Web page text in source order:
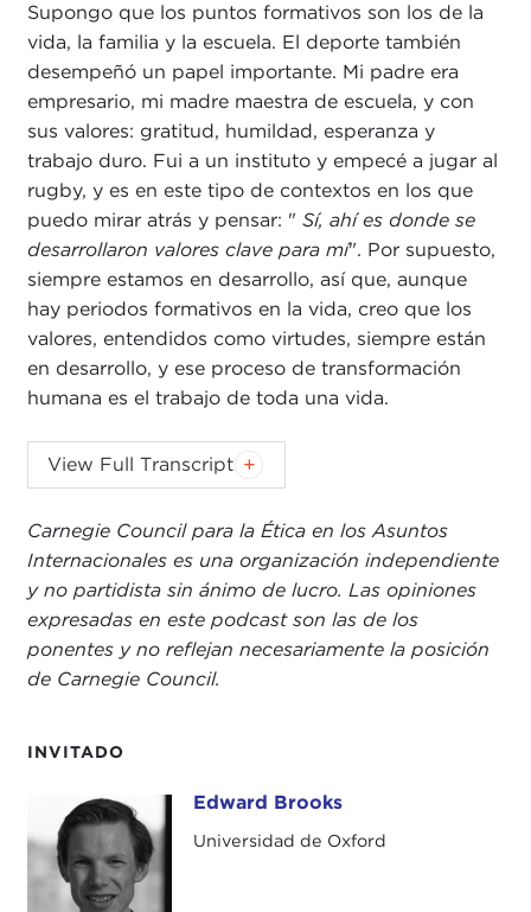
INVITADO
Edward Brooks Edward Brooks
Universidad de Oxford
Supongo que los puntos formativos son los de la
vida, la familia y la escuela. El deporte también
desempeñó un papel importante. Mi padre era
empresario, mi madre maestra de escuela, y con
sus valores: gratitud, humildad, esperanza y
trabajo duro. Fui a un instituto y empecé a jugar al
rugby, y es en este tipo de contextos en los que
puedo mirar atrás y pensar: " Sí, ahí es donde se
desarrollaron valores clave para mí". Por supuesto,
siempre estamos en desarrollo, así que, aunque
hay periodos formativos en la vida, creo que los
valores, entendidos como virtudes, siempre están
en desarrollo, y ese proceso de transformación
humana es el trabajo de toda una vida.
KEVIN MALONEY:I want to point out this area of
connection in terms of having a parent as a
public school teacher for 30-plus years and a
special education teacher, and I always find when
engaging with people who had parents who were
themselves public school teachers or they were
close to school teachers growing it is always
something that gets raised. I have always found
It is such an important role in society.
KEVIN MALONEY:Building on your value system
and pivoting to your career as a researcher, people
View Full Transcript
Carnegie Council para la Ética en los Asuntos
Internacionales es una organización independiente
y no partidista sin ánimo de lucro. Las opiniones
expresadas en este podcast son las de los
ponentes y no reflejan necesariamente la posición
de Carnegie Council.